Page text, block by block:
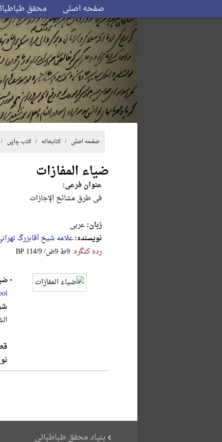
صفحه اصلی محقق
صفحه اصلی / کتابخانه /کتب چاپی
ضیاء المفازات
عنوان فرعی:
فی طرق مشائخ الإجازات
زبان:عربی
نویسنده:علامه شیخ آقابزرگ
رده کنگره:‎B‎P‎ ‎1‎1‎4‎/‎9‎ ‎/‎ض‎9‎ ‎ط‎9
•
بنیاد محقق طباطبائی